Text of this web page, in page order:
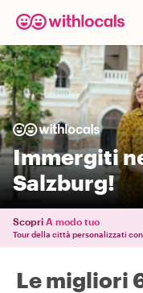
Immergiti
Salzburg!
Scopri A modo tuo
Tour della città personalizzati
Le migliori